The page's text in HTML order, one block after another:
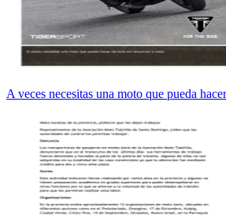
A veces necesitas una moto que pueda